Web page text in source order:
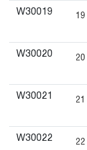
W30019 19
W30020 20
W30021 21
W30022 22
включая
«ограниченной
ДВЕНАДЦАТЬ
цилиндры,
гарантийного
марок